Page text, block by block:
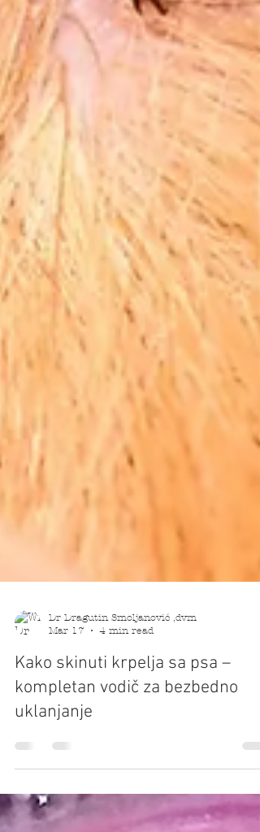
Dr Dragutin Smoljanović ,dvm
Mar 17
4 min read
Kako skinuti krpelja sa psa –
kompletan vodič za bezbedno
uklanjanje